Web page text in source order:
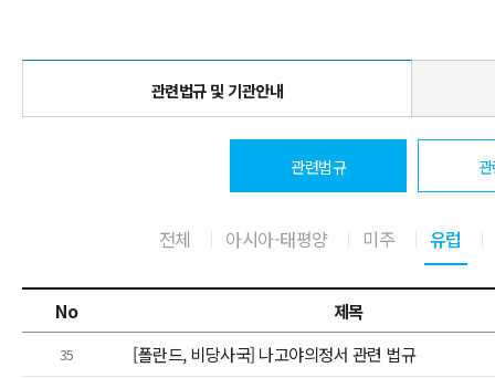
관련법규 및 기관안내
관련법규
전체 아시아-태평양 미주 유럽
No 제목
35 [폴란드, 비당사국] 나고야의정서 관련 법규